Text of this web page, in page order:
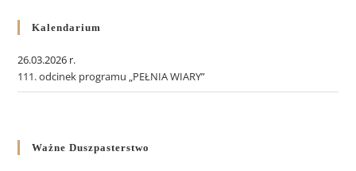
Kalendarium
26.03.2026 r.
111. odcinek programu „PEŁNIA WIARY”
Ważne Duszpasterstwo